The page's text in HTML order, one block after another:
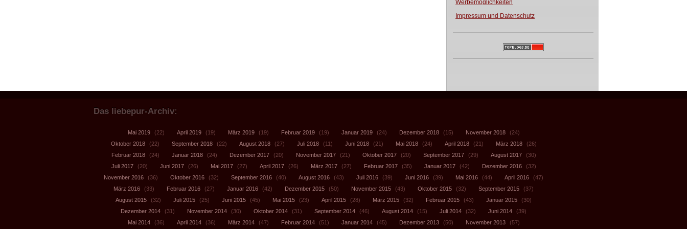
Werbemöglichkeiten
Impressum und Datenschutz
Das liebepur-Archiv:
Mai 2019 (22) April 2019 (19) März 2019 (19) Februar 2019 (19) Januar 2019 (24) Dezember 2018 (15) November 2018
(24)
Oktober 2018
(22) September 2018 (22) August 2018 (27) Juli 2018 (11) Juni 2018 (21) Mai 2018 (24) April 2018 (21) März 2018
(26)
Februar 2018
(24) Januar 2018 (24) Dezember 2017 (20) November 2017 (21) Oktober 2017 (20) September 2017 (29) August 2017
(30)
Juli 2017
(20) Juni 2017 (26) Mai 2017 (27) April 2017 (26) März 2017 (27) Februar 2017 (35) Januar 2017 (42) Dezember 2016
(32)
November 2016
(36) Oktober 2016 (32) September 2016 (40) August 2016 (43) Juli 2016 (39) Juni 2016 (39) Mai 2016 (44) April 2016
(47)
März 2016
(33) Februar 2016 (27) Januar 2016 (42) Dezember 2015 (50) November 2015 (43) Oktober 2015 (32) September 2015
(37)
August 2015
(32) Juli 2015 (25) Juni 2015 (45) Mai 2015 (23) April 2015 (28) März 2015 (32) Februar 2015 (43) Januar 2015
(30)
Dezember 2014
(31) November 2014 (30) Oktober 2014 (31) September 2014 (46) August 2014 (15) Juli 2014 (32) Juni 2014
(39)
Mai 2014
(36) April 2014 (36) März 2014 (47) Februar 2014 (51) Januar 2014 (45) Dezember 2013 (50) November 2013 (57)